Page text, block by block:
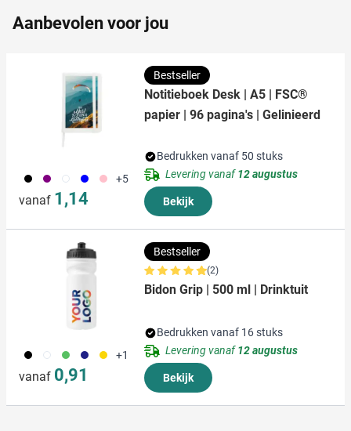
informatie die u aan ze heeft verstrekt of die ze hebben
verzameld op basis van uw gebruik van hun services.
Aanbevolen voor jou
001 024 002 005 017 +5
vanaf 1,14
Bestseller
Notitieboek Desk | A5 | FSC®
papier | 96 pagina's | Gelinieerd
Bedrukken vanaf 50 stuks
Levering vanaf12 augustus
Bekijk
001 002 004 005 006 +1
vanaf 0,91
Bestseller
(2)
Bidon Grip | 500 ml | Drinktuit
Bedrukken vanaf 16 stuks
Levering vanaf12 augustus
Bekijk